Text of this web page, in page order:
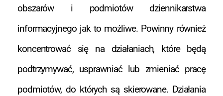
obszarów i podmiotów dziennikarstwa
informacyjnego jak to możliwe. Powinny również
koncentrować się na działaniach, które będą
podtrzymywać, usprawniać lub zmieniać pracę
podmiotów, do których są skierowane. Działania